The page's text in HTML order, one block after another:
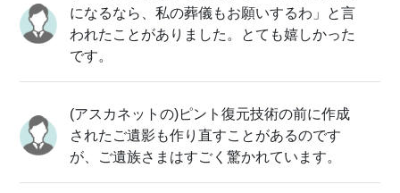
になるなら、私の葬儀もお願いするわ」と言
われたことがありました。とても嬉しかった
です。
(アスカネットの)ピント復元技術の前に作成
されたご遺影も作り直すことがあるのです
が、ご遺族さまはすごく驚かれています。